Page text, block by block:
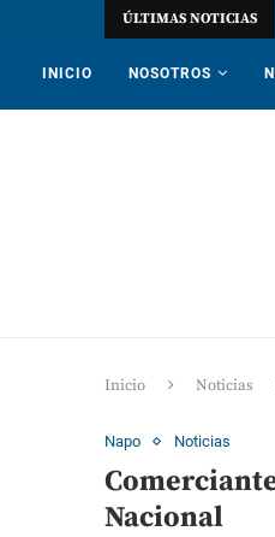
ÚLTIMAS NOTICIAS
INICIO NOSOTROS
Inicio Noticias
Napo Noticias
Nacional